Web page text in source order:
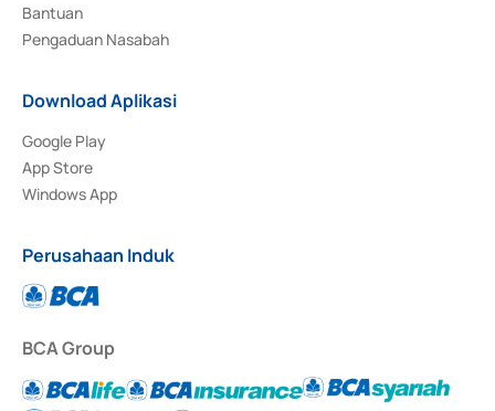
Bantuan
Pengaduan Nasabah
Download Aplikasi
Google Play
App Store
Windows App
Perusahaan Induk
BCA Group